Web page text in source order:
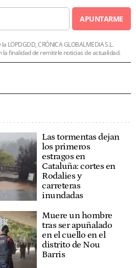
APUNTARME
LOPDGDD, CRÓNICA GLOBALMEDIA S.L.
finalidad de remitirle noticias de actualidad.
Las tormentas dejan
los primeros
estragos en
Cataluña: cortes en
Rodalies y
carreteras
inundadas
Muere un hombre
tras ser apuñalado
en el cuello en el
distrito de Nou
Barris